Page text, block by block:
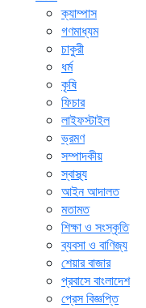
ক্যাম্পাস
গণমাধ্যম
চাকুরী
ধর্ম
কৃষি
ফিচার
লাইফস্টাইল
ভ্রমণ
সম্পাদকীয়
স্বাস্থ্য
আইন আদালত
মতামত
শিক্ষা ও সংস্কৃতি
ব্যবসা ও বাণিজ্য
শেয়ার বাজার
প্রবাসে বাংলাদেশ
প্রেস বিজ্ঞপ্তি